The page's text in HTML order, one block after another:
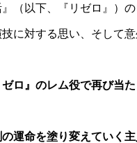
（以下、『リゼロ』）
に対する思い、そして
ロ』のレム役で再び当た
運命を塗り変えていく